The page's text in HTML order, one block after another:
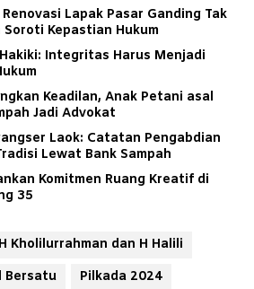
Lapak Pasar Ganding Tak
Kepastian Hukum
Integritas Harus Menjadi
Keadilan, Anak Petani asal
Jadi Advokat
Laok: Catatan Pengabdian
Lewat Bank Sampah
Komitmen Ruang Kreatif di
35
Kholilurrahman dan H Halili
Bersatu
Pilkada 2024